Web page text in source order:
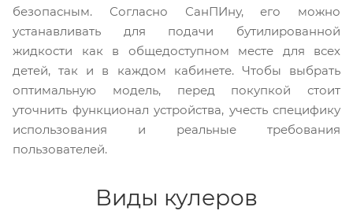
безопасным. Согласно СанПИну, его можно
устанавливать для подачи бутилированной
жидкости как в общедоступном месте для всех
детей, так и в каждом кабинете. Чтобы выбрать
оптимальную модель, перед покупкой стоит
уточнить функционал устройства, учесть специфику
использования и реальные требования
пользователей.
Виды кулеров